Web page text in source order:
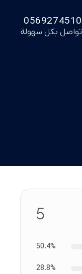
0569274510
تواصل بكل سهولة
5
50.4%
28.8%